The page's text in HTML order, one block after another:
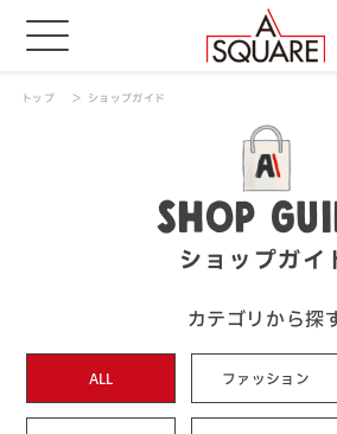
トップ ショップガイド
SHOP
ショップガイ
カテゴリから探
ALL ファッション